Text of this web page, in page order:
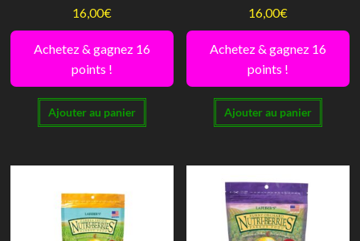
16,00€
Achetez & gagnez 16
points !
Ajouter au panier
16,00€
Achetez & gagnez 16
points !
Ajouter au panier